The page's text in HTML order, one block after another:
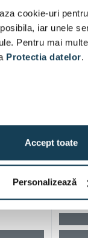
cookie-uri
iar unele
Pentru mai
Protectia datelor.
Accept toate
Personalizează
vizitat si